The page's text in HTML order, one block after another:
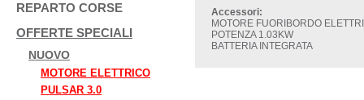
REPARTO CORSE
OFFERTE SPECIALI
NUOVO
MOTORE ELETTRICO
PULSAR 3.0
Accessori:
MOTORE FUORIBORDO
POTENZA 1.03KW
BATTERIA INTEGRATA